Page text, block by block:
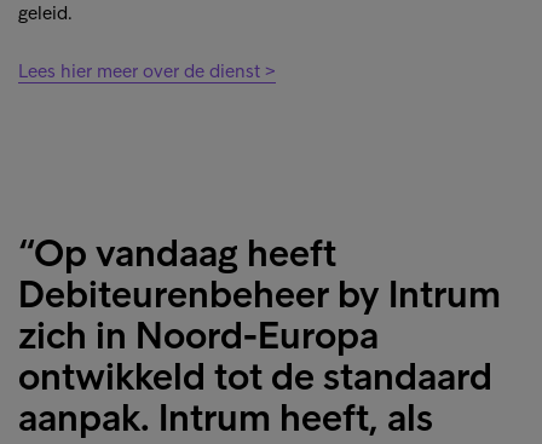
geleid.
Lees hier meer over de dienst >
“Op vandaag heeft
Debiteurenbeheer by Intrum
zich in Noord-Europa
ontwikkeld tot de standaard
aanpak. Intrum heeft, als